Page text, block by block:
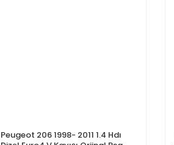
Peugeot 206 1998- 2011 1.4 Hdı